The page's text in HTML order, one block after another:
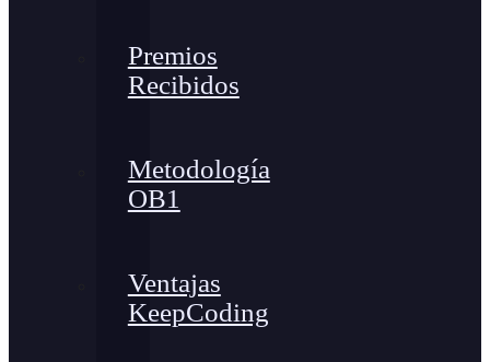
Premios
Recibidos
Metodología
OB1
Ventajas
KeepCoding